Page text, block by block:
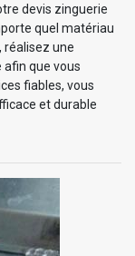
devis zinguerie
quel matériau
réalisez une
que vous
fiables, vous
et durable